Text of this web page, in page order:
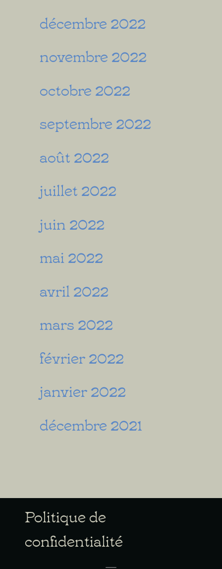
décembre 2022
novembre 2022
octobre 2022
septembre 2022
août 2022
juillet 2022
juin 2022
mai 2022
avril 2022
mars 2022
février 2022
janvier 2022
décembre 2021
Politique de
confidentialité